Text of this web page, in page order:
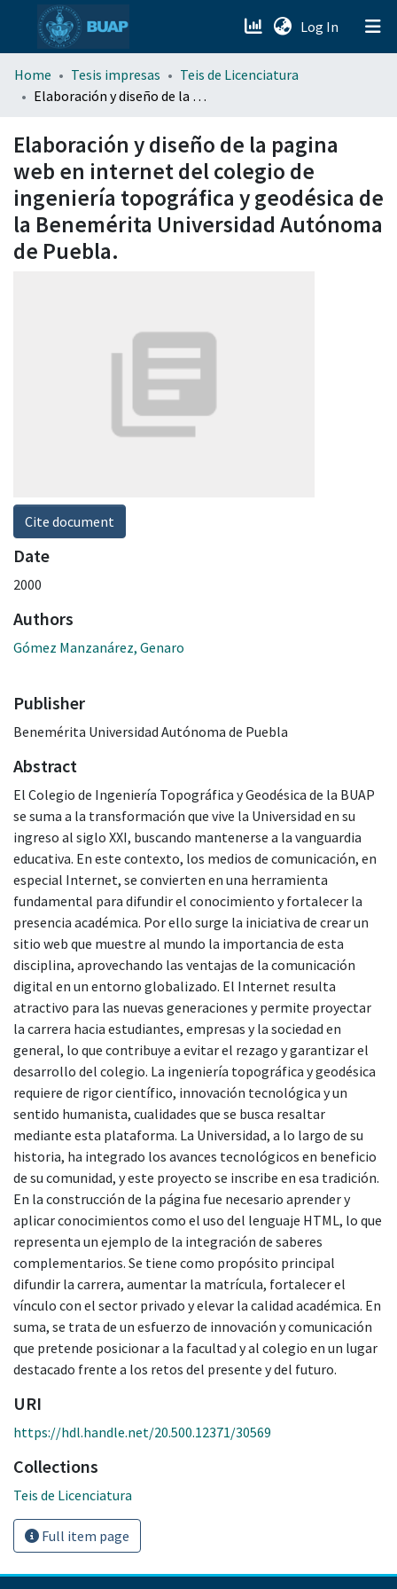
Log In (current)
menu.section.about_menu
Home Tesis impresas
Teis de Licenciatura
Elaboración y diseño de la pagina web en internet del colegio de ingeniería topográfica y geodésica de la Benemérita Universidad Autónoma de Puebla.
Elaboración y diseño de la pagina
web en internet del colegio de
ingeniería topográfica y geodésica de
la Benemérita Universidad Autónoma
de Puebla.
Cite document
Date
2000
Authors
Gómez Manzanárez, Genaro
Publisher
Benemérita Universidad Autónoma de Puebla
Abstract
El Colegio de Ingeniería Topográfica y Geodésica de la BUAP
se suma a la transformación que vive la Universidad en su
ingreso al siglo XXI, buscando mantenerse a la vanguardia
educativa. En este contexto, los medios de comunicación, en
especial Internet, se convierten en una herramienta
fundamental para difundir el conocimiento y fortalecer la
presencia académica. Por ello surge la iniciativa de crear un
sitio web que muestre al mundo la importancia de esta
disciplina, aprovechando las ventajas de la comunicación
digital en un entorno globalizado. El Internet resulta
atractivo para las nuevas generaciones y permite proyectar
la carrera hacia estudiantes, empresas y la sociedad en
general, lo que contribuye a evitar el rezago y garantizar el
desarrollo del colegio. La ingeniería topográfica y geodésica
requiere de rigor científico, innovación tecnológica y un
sentido humanista, cualidades que se busca resaltar
mediante esta plataforma. La Universidad, a lo largo de su
historia, ha integrado los avances tecnológicos en beneficio
de su comunidad, y este proyecto se inscribe en esa tradición.
En la construcción de la página fue necesario aprender y
aplicar conocimientos como el uso del lenguaje HTML, lo que
representa un ejemplo de la integración de saberes
complementarios. Se tiene como propósito principal
difundir la carrera, aumentar la matrícula, fortalecer el
vínculo con el sector privado y elevar la calidad académica. En
suma, se trata de un esfuerzo de innovación y comunicación
que pretende posicionar a la facultad y al colegio en un lugar
destacado frente a los retos del presente y del futuro.
URI
https://hdl.handle.net/20.500.12371/30569
Collections
Teis de Licenciatura
Full item page